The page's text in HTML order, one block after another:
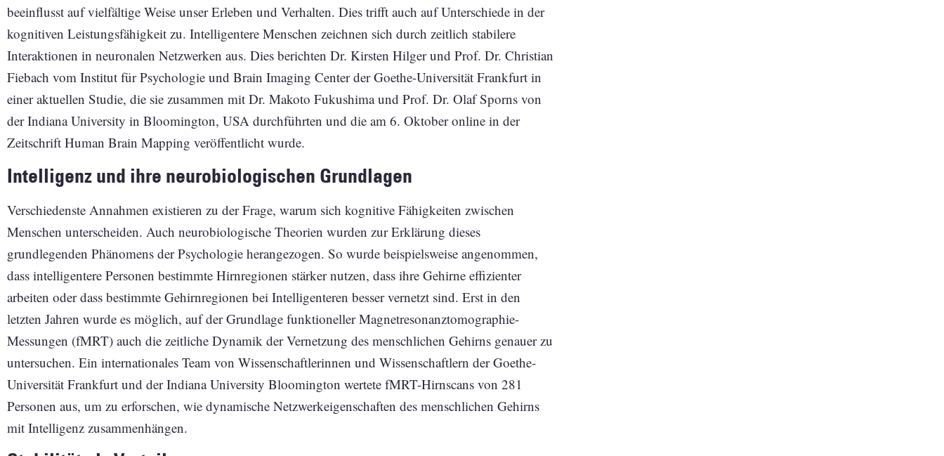
beeinflusst auf vielfältige Weise unser Erleben und Verhalten. Dies trifft auch auf Unterschiede in der
kognitiven Leistungsfähigkeit zu. Intelligentere Menschen zeichnen sich durch zeitlich stabilere
Interaktionen in neuronalen Netzwerken aus. Dies berichten Dr. Kirsten Hilger und Prof. Dr. Christian
Fiebach vom Institut für Psychologie und Brain Imaging Center der Goethe-Universität Frankfurt in
einer aktuellen Studie, die sie zusammen mit Dr. Makoto Fukushima und Prof. Dr. Olaf Sporns von
der Indiana University in Bloomington, USA durchführten und die am 6. Oktober online in der
Zeitschrift Human Brain Mapping veröffentlicht wurde.
Intelligenz und ihre neurobiologischen Grundlagen
Verschiedenste Annahmen existieren zu der Frage, warum sich kognitive Fähigkeiten zwischen
Menschen unterscheiden. Auch neurobiologische Theorien wurden zur Erklärung dieses
grundlegenden Phänomens der Psychologie herangezogen. So wurde beispielsweise angenommen,
dass intelligentere Personen bestimmte Hirnregionen stärker nutzen, dass ihre Gehirne effizienter
arbeiten oder dass bestimmte Gehirnregionen bei Intelligenteren besser vernetzt sind. Erst in den
letzten Jahren wurde es möglich, auf der Grundlage funktioneller Magnetresonanztomographie-
Messungen (fMRT) auch die zeitliche Dynamik der Vernetzung des menschlichen Gehirns genauer zu
untersuchen. Ein internationales Team von Wissenschaftlerinnen und Wissenschaftlern der Goethe-
Universität Frankfurt und der Indiana University Bloomington wertete fMRT-Hirnscans von 281
Personen aus, um zu erforschen, wie dynamische Netzwerkeigenschaften des menschlichen Gehirns
mit Intelligenz zusammenhängen.